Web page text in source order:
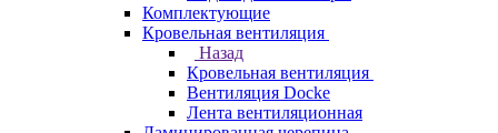
Комплектующие
Кровельная вентиляция
Назад
Кровельная вентиляция
Вентиляция Docke
Лента вентиляционная